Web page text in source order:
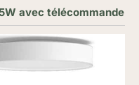
avec télécommande